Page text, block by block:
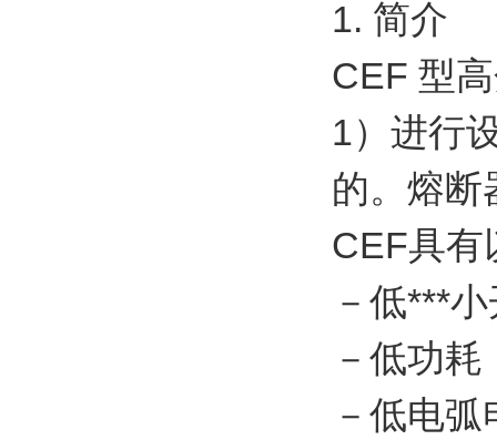
1. 简介
CEF 型
1）进行
的。熔断
CEF具有
－低***
－低功耗
－低电弧